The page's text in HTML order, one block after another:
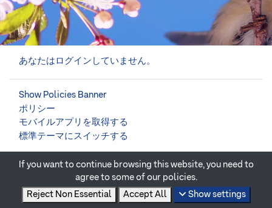
あなたはログインしていません。
If you want to continue browsing this website, you need to
agree to some of our policies.
Reject Non Essential
Accept All Show settings
Show Policies Banner
ポリシー
モバイルアプリを取得する
標準テーマにスイッチする
Powered byMoodle